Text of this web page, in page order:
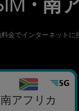
金でインターネット
南アフリカ